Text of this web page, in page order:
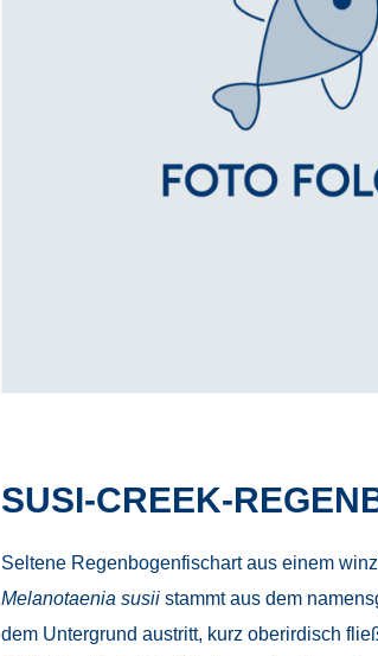
SUSI-CREEK-
Seltene Regenbogenfischart aus einem
Melanotaenia susiistammt aus dem
dem Untergrund austritt, kurz oberirdisch